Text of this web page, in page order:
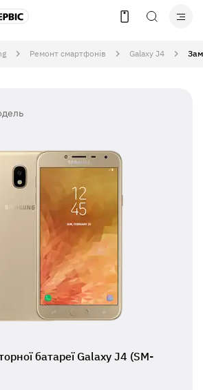
Ремонт смартфонів Galaxy J4
батареї Galaxy J4 (SM-